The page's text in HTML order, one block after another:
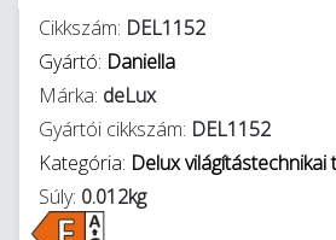
Cikkszám: DEL1152
Gyártó: Daniella
Márka: deLux
Gyártói cikkszám: DEL1152
Kategória: Delux világítástechnikai
Súly: 0.012kg